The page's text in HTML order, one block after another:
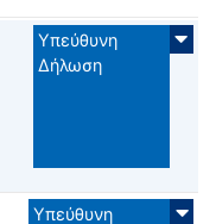
Υπεύθυνη
Δήλωση
Υπεύθυνη